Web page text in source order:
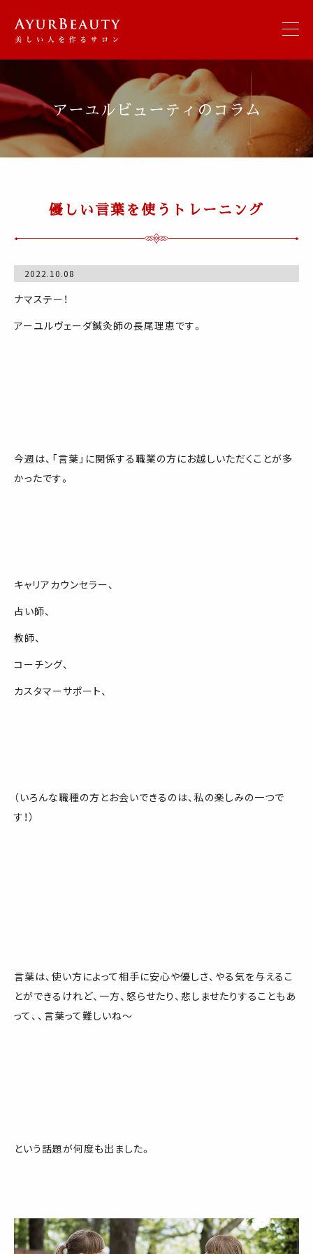
アーユルビューティのコラム
優しい言葉を使うトレーニング
2022.10.08
ナマステー！
アーユルヴェーダ鍼灸師の長尾理恵です。
今週は、「言葉」に関係する職業の方にお越しいただくことが多
かったです。
キャリアカウンセラー、
占い師、
教師、
コーチング、
カスタマーサポート、
（いろんな職種の方とお会いできるのは、私の楽しみの一つで
す！）
言葉は、使い方によって相手に安心や優しさ、やる気を与えるこ
とができるけれど、一方、怒らせたり、悲しませたりすることもあ
って、、言葉って難しいね～
という話題が何度も出ました。